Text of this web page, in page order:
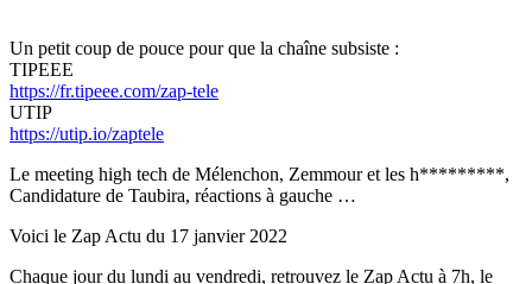
Un petit coup de pouce pour que la chaîne subsiste :
TIPEEE
https://fr.tipeee.com/zap-tele
UTIP
https://utip.io/zaptele
Le meeting high tech de Mélenchon, Zemmour et les h*********,
Candidature de Taubira, réactions à gauche …
Voici le Zap Actu du 17 janvier 2022
Chaque jour du lundi au vendredi, retrouvez le Zap Actu à 7h, le